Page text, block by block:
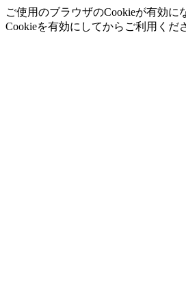
ご使用のブラウザのCookieが有効
Cookieを有効にしてからご利用くだ